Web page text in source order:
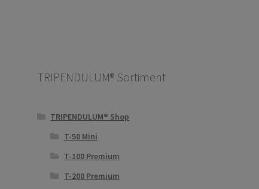
TRIPENDULUM® Sortiment
TRIPENDULUM® Shop
T-50 Mini
T-100 Premium
T-200 Premium